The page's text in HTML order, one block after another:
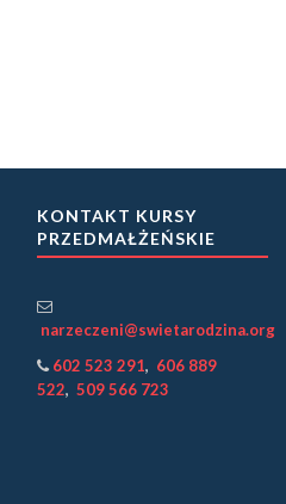
KONTAKT KURSY
PRZEDMAŁŻEŃSKIE
narzeczeni@swietarodzina.org
602 523 291, 606 889
522, 509 566 723